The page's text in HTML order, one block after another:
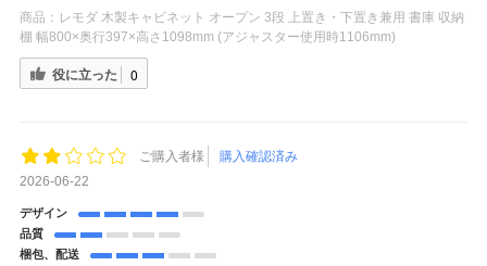
商品： レモダ 木製キャビネット オープン 3段 上置き・下置き兼用 書庫 収納
棚 幅800×奥行397×高さ1098mm (アジャスター使用時1106mm)
役に立った 0
ご購入者様
購入確認済み
2026-06-22
デザイン
品質
梱包、配送